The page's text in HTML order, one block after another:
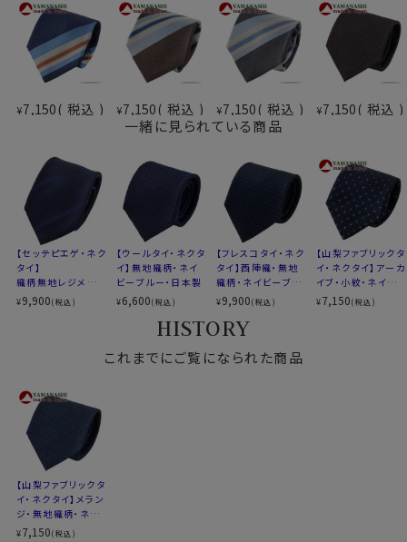
メランジ・・・木調・霜降りのように見える柄。シャリ感が
あり、クラシカルで落ち着いた印象。
ー山梨ネクタイを選ぶ理由ー
伝統と革新が織り成すデザイン
最高級の国産シルク
是非、この機会に「山梨ネクタイ」をお試しください。
あなたのスタイルを一段と格調高く魅力的にします。
素材
シルク100％
柄
無地織柄
色
ネイビーブルー 紺青
約 8.0cm
約 145cm
生地
生地の特
徴
メランジ
※商品により長さに多少の差があります
※商品により柄の出方に差があります
※スポット商品につき再入荷はございません
¥7,150 税込 ¥7,150 税込 ¥7,150 税込 ¥7,150 税込
一緒に見られている商品
【セッテピエゲ・ネク
タイ】
織柄無地レジメンタ
ル・ネイビーブルー
1・日本製
¥9,900(税込)
【ウールタイ・ネクタ
イ】無地織柄・ネイ
ビーブルー・日本製
¥6,600(税込)
【フレスコタイ・ネク
タイ】西陣織・無地
織柄・ネイビーブル
ー・日本製
¥9,900(税込)
【山梨ファブリックタ
イ・ネクタイ】アーカ
イブ・小紋・ネイビー
ブルー・日本製
¥7,150(税込)
HISTORY
これまでにご覧になられた商品
【山梨ファブリックタ
イ・ネクタイ】メラン
ジ・無地織柄・ネイ
ビーブルー・日本製
¥7,150(税込)